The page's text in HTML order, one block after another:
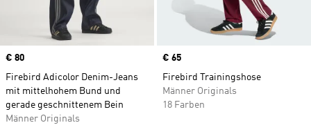
Price
€ 80
Firebird Adicolor Denim-Jeans
mit mittelhohem Bund und
gerade geschnittenem Bein
Männer Originals
Price
€ 65
Firebird Trainingshose
Männer Originals
18 Farben